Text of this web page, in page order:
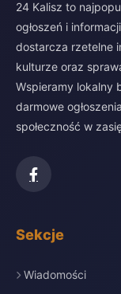
24 Kalisz to
ogłoszeń i
dostarcza rzetelne
kulturze oraz
Wspieramy lokalny
darmowe
społeczność w
Sekcje
Wiadomości